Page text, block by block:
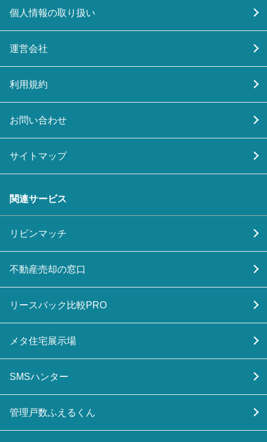
個人情報の取り扱い
運営会社
利用規約
お問い合わせ
サイトマップ
関連サービス
リビンマッチ
不動産売却の窓口
リースバック比較PRO
メタ住宅展示場
SMSハンター
管理戸数ふえるくん